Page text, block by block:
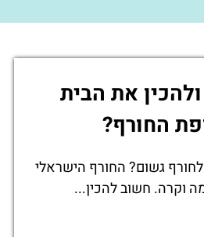
את הבית
החורף?
גשום? החורף הישראלי
וקרה. חשוב להכין...